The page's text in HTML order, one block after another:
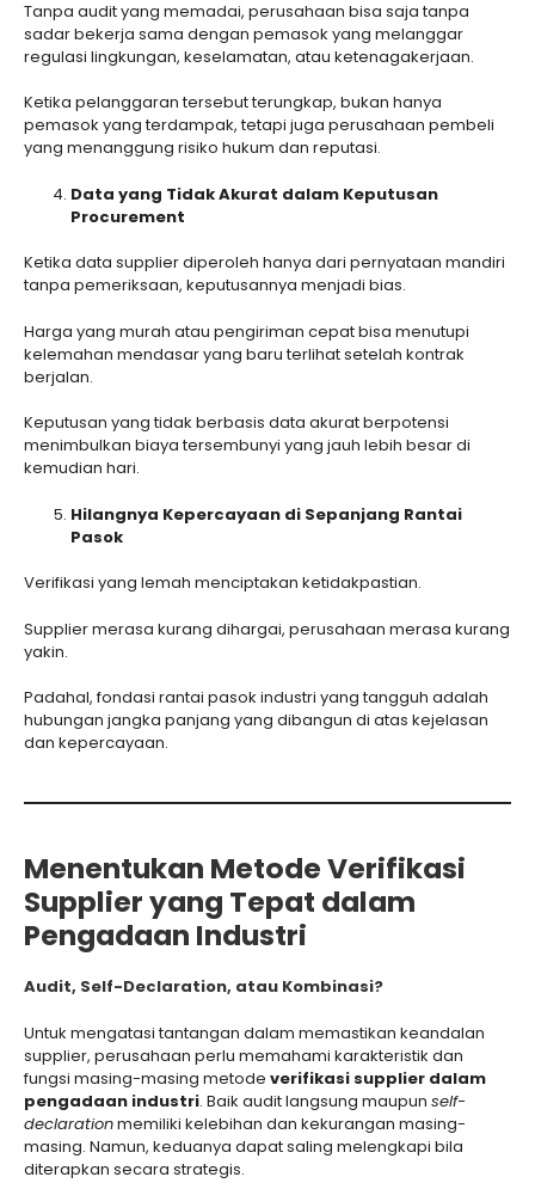
Tanpa audit yang memadai, perusahaan bisa saja tanpa
sadar bekerja sama dengan pemasok yang melanggar
regulasi lingkungan, keselamatan, atau ketenagakerjaan.
Ketika pelanggaran tersebut terungkap, bukan hanya
pemasok yang terdampak, tetapi juga perusahaan pembeli
yang menanggung risiko hukum dan reputasi.
Data yang Tidak Akurat dalam Keputusan
Procurement
Ketika data supplier diperoleh hanya dari pernyataan mandiri
tanpa pemeriksaan, keputusannya menjadi bias.
Harga yang murah atau pengiriman cepat bisa menutupi
kelemahan mendasar yang baru terlihat setelah kontrak
berjalan.
Keputusan yang tidak berbasis data akurat berpotensi
menimbulkan biaya tersembunyi yang jauh lebih besar di
kemudian hari.
Hilangnya Kepercayaan di Sepanjang Rantai
Pasok
Verifikasi yang lemah menciptakan ketidakpastian.
Supplier merasa kurang dihargai, perusahaan merasa kurang
yakin.
Padahal, fondasi rantai pasok industri yang tangguh adalah
hubungan jangka panjang yang dibangun di atas kejelasan
dan kepercayaan.
Menentukan Metode Verifikasi
Supplier yang Tepat dalam
Pengadaan Industri
Audit, Self-Declaration, atau Kombinasi?
Untuk mengatasi tantangan dalam memastikan keandalan
supplier, perusahaan perlu memahami karakteristik dan
fungsi masing-masing metode verifikasi supplier dalam
pengadaan industri. Baik audit langsung maupun self-
declarationmemiliki kelebihan dan kekurangan masing-
masing. Namun, keduanya dapat saling melengkapi bila
diterapkan secara strategis.